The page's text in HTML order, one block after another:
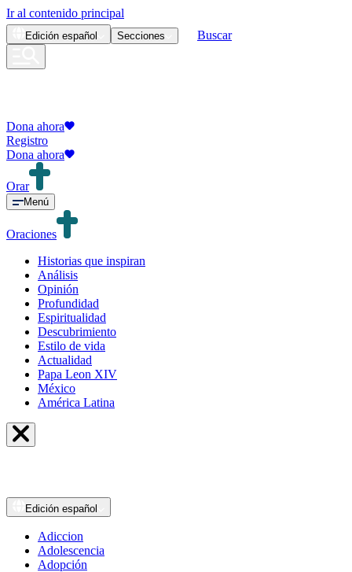
Ir al contenido principal
Edición español Secciones Buscar
Dona ahora
Registro
Dona ahora
Orar
Menú
Oraciones
Historias que inspiran
Análisis
Opinión
Profundidad
Espiritualidad
Descubrimiento
Estilo de vida
Actualidad
Papa Leon XIV
México
América Latina
Edición español
Adiccion
Adolescencia
Adopción